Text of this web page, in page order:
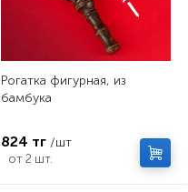
Рогатка фигурная, из
бамбука
824 тг /шт
от 2 шт.